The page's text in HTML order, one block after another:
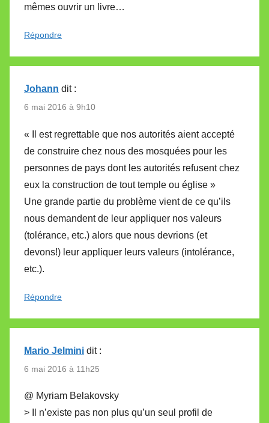
mêmes ouvrir un livre…
Répondre
Johann dit :
6 mai 2016 à 9h10
« Il est regrettable que nos autorités aient accepté
de construire chez nous des mosquées pour les
personnes de pays dont les autorités refusent chez
eux la construction de tout temple ou église »
Une grande partie du problème vient de ce qu’ils
nous demandent de leur appliquer nos valeurs
(tolérance, etc.) alors que nous devrions (et
devons!) leur appliquer leurs valeurs (intolérance,
etc.).
Répondre
Mario Jelmini dit :
6 mai 2016 à 11h25
@ Myriam Belakovsky
> Il n’existe pas non plus qu’un seul profil de